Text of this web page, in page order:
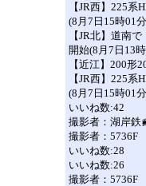
【JR西】225
(8月7日15時01
【JR北】道南
開始(8月7日13
【近江】200形
【JR西】225
(8月7日15時01
いいね数:42
撮影者：湖岸鉄
撮影者：5736F
いいね数:28
いいね数:26
撮影者：5736F